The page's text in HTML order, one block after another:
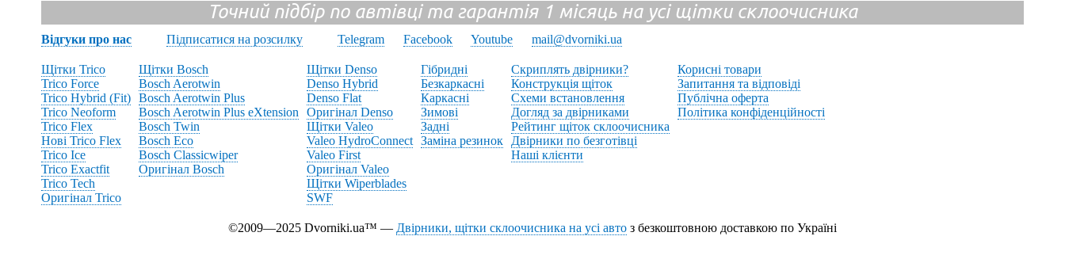
Точний підбір по автівці та гарантія 1 місяць на усі щітки склоочисника
Відгуки про нас Підписатися на розсилку Telegram Facebook Youtube mail@dvorniki.ua
Щітки Trico
Trico Force
Trico Hybrid (Fit)
Trico Neoform
Trico Flex
Нові Trico Flex
Trico Ice
Trico Exactfit
Trico Tech
Оригінал Trico
Щітки Bosch
Bosch Aerotwin
Bosch Aerotwin Plus
Bosch Aerotwin Plus eXtension
Bosch Twin
Bosch Eco
Bosch Classicwiper
Оригінал Bosch
Щітки Denso
Denso Hybrid
Denso Flat
Оригінал Denso
Щітки Valeo
Valeo HydroConnect
Valeo First
Оригінал Valeo
Щітки Wiperblades
SWF
Гібридні
Безкаркасні
Каркасні
Зимові
Задні
Заміна резинок
Скриплять двірники?
Конструкція щіток
Схеми встановлення
Догляд за двірниками
Рейтинг щіток склоочисника
Двірники по безготівці
Наші клієнти
Корисні товари
Запитання та відповіді
Публічна оферта
Політика конфіденційності
©2009—2025 Dvorniki.ua™ — Двірники, щітки склоочисника на усі авто з безкоштовною доставкою по Україні